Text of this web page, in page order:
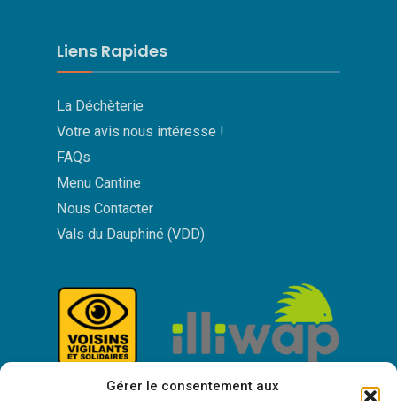
Gérer le consentement aux
Liens Rapides
La Déchèterie
Votre avis nous intéresse !
FAQs
Menu Cantine
Nous Contacter
Vals du Dauphiné (VDD)